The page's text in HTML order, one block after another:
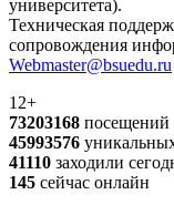
университета).
Техническая
сопровождения
Webmaster@bsuedu.ru
12+
73203168 посещений
45993576
41110 заходили
145 сейчас онлайн